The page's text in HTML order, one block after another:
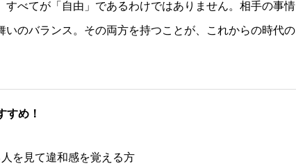
すべてが「自由」であるわけではありません。相手の事情
いのバランス。その両方を持つことが、これからの時代の
すめ！
を見て違和感を覚える方